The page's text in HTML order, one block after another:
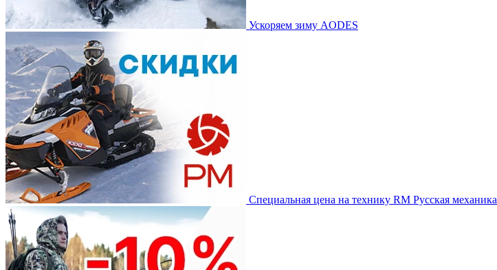
Ускоряем зиму AODES
Специальная цена на технику RM Русская механика